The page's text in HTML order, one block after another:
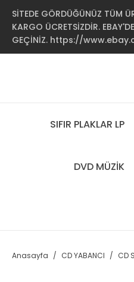
SİTEDE GÖRDÜĞÜNÜZ TÜM
KARGO ÜCRETSİZDİR.
GEÇİNİZ. https://
SIFIR PLAKLAR LP
DVD MÜZİK
Anasayfa CD YABANCI CD